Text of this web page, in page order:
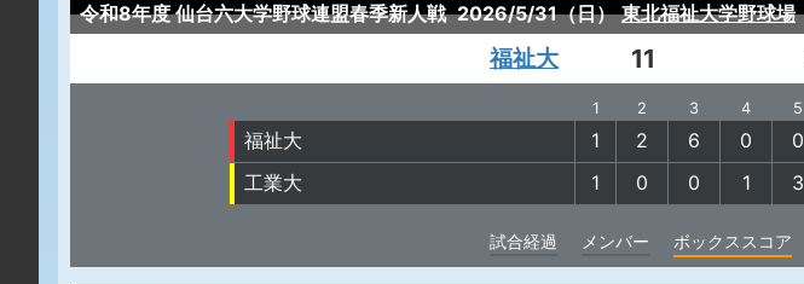
令和8年度 仙台六大学野球連盟春季新人戦 2026/5/31（日） 東北福祉大学野球場
福祉大 11
1 2 3 4 5
福祉大 1 2 6 0 0
工業大
1 0 0 1 3
試合経過 メンバー ボックススコア